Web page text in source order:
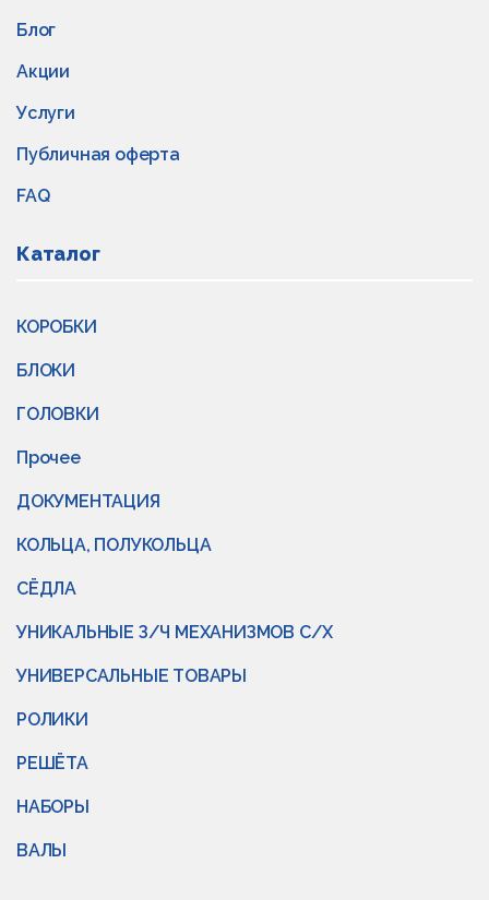
Блог
Акции
Услуги
Публичная оферта
FAQ
Каталог
КОРОБКИ
БЛОКИ
ГОЛОВКИ
Прочее
ДОКУМЕНТАЦИЯ
КОЛЬЦА, ПОЛУКОЛЬЦА
СЁДЛА
УНИКАЛЬНЫЕ З/Ч МЕХАНИЗМОВ С/Х
УНИВЕРСАЛЬНЫЕ ТОВАРЫ
РОЛИКИ
РЕШЁТА
НАБОРЫ
ВАЛЫ